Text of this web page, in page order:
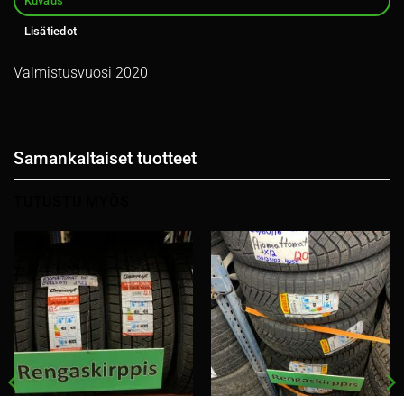
Lisätiedot
Valmistusvuosi 2020
Samankaltaiset tuotteet